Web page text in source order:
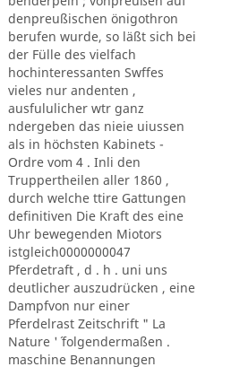
denpreußischen önigothron
berufen wurde, so läßt sich bei
der Fülle des vielfach
hochinteressanten Swffes
vieles nur andenten ,
ausfululicher wtr ganz
ndergeben das nieie uiussen
als in höchsten Kabinets -
Ordre vom 4 . Inli den
Truppertheilen aller 1860 ,
durch welche ttire Gattungen
definitiven Die Kraft des eine
Uhr bewegenden Miotors
istgleich0000000047
Pferdetraft , d . h . uni uns
deutlicher auszudrücken , eine
Dampfvon nur einer
Pferdelrast Zeitschrift " La
Nature '´ folgendermaßen .
maschine Benannungen